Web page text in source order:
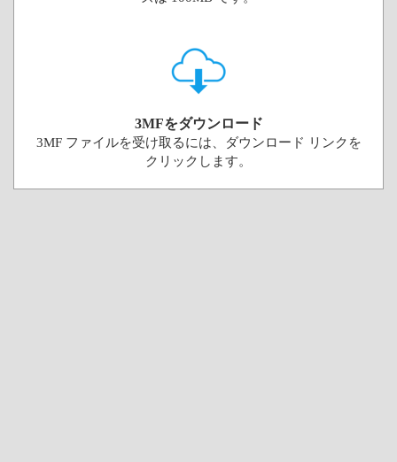
3MFをダウンロード
3MF ファイルを受け取るには、ダウンロード リンクを
クリックします。